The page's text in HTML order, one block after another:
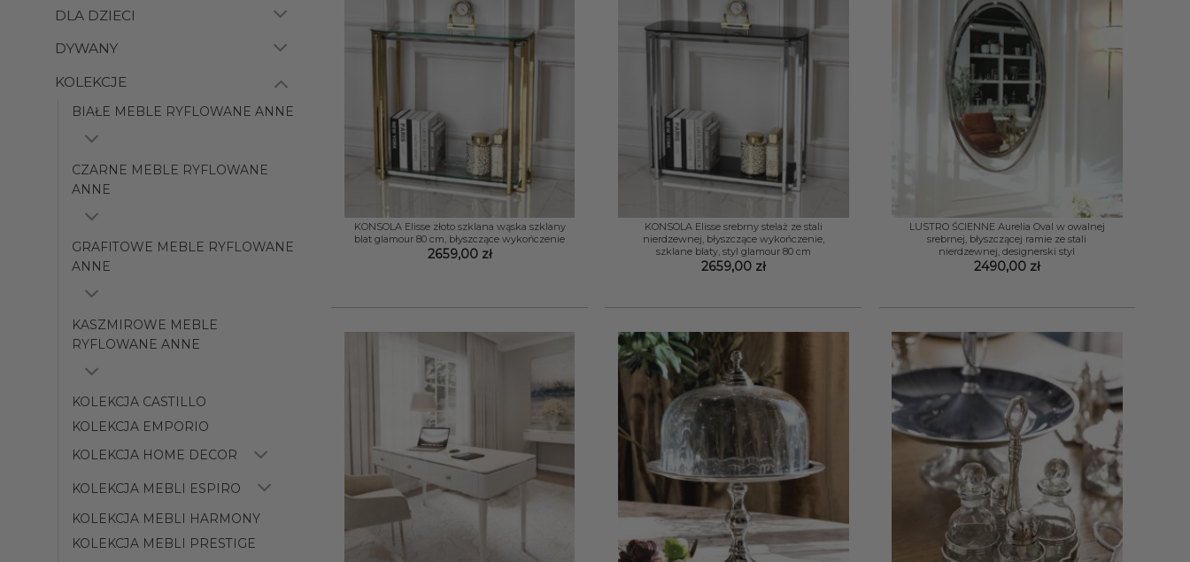
DLA DZIECI
DYWANY
KOLEKCJE
BIAŁE MEBLE RYFLOWANE ANNE
CZARNE MEBLE RYFLOWANE
ANNE
GRAFITOWE MEBLE RYFLOWANE
ANNE
KASZMIROWE MEBLE
RYFLOWANE ANNE
KOLEKCJA CASTILLO
KOLEKCJA EMPORIO
KOLEKCJA HOME DECOR
KOLEKCJA MEBLI ESPIRO
KOLEKCJA MEBLI HARMONY
KOLEKCJA MEBLI PRESTIGE
KONSOLA Elisse złoto szklana wąska szklany
blat glamour 80 cm, błyszczące wykończenie
2659,00 zł
KONSOLA Elisse srebrny stelaż ze stali
nierdzewnej, błyszczące wykończenie,
szklane blaty, styl glamour 80 cm
2659,00 zł
LUSTRO ŚCIENNE Aurelia Oval w owalnej
srebrnej, błyszczącej ramie ze stali
nierdzewnej, designerski styl
2490,00 zł